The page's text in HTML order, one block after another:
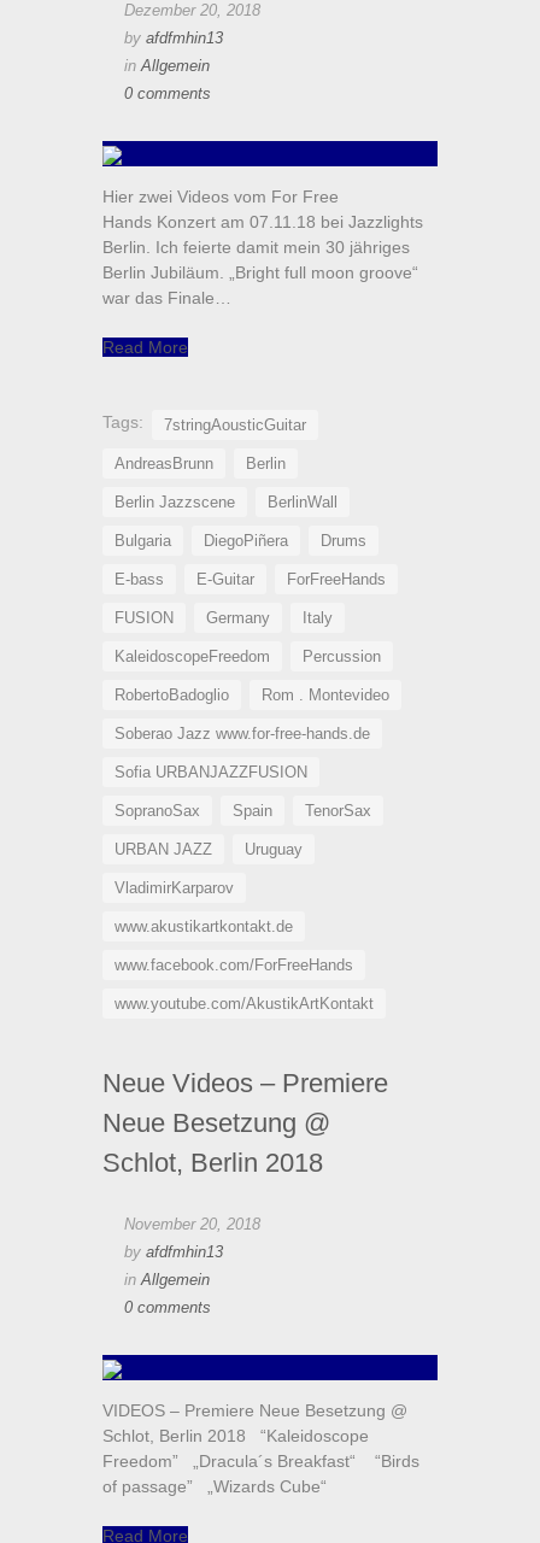
Dezember 20, 2018
by afdfmhin13
inAllgemein
0 comments
Hier zwei Videos vom For Free
Hands Konzert am 07.11.18 bei Jazzlights
Berlin. Ich feierte damit mein 30 jähriges
Berlin Jubiläum. „Bright full moon groove“
war das Finale…
Read More
Tags: 7stringAousticGuitar
AndreasBrunn Berlin
Berlin Jazzscene BerlinWall
Bulgaria DiegoPiñera Drums
E-bass E-Guitar ForFreeHands
FUSION Germany Italy
KaleidoscopeFreedom Percussion
RobertoBadoglio Rom . Montevideo
Soberao Jazz www.for-free-hands.de
Sofia URBANJAZZFUSION
SopranoSax Spain TenorSax
URBAN JAZZ Uruguay
VladimirKarparov
www.akustikartkontakt.de
www.facebook.com/ForFreeHands
www.youtube.com/AkustikArtKontakt
Neue Videos – Premiere
Neue Besetzung @
Schlot, Berlin 2018
November 20, 2018
by afdfmhin13
inAllgemein
0 comments
VIDEOS – Premiere Neue Besetzung @
Schlot, Berlin 2018 “Kaleidoscope
Freedom” „Dracula´s Breakfast“ “Birds
of passage” „Wizards Cube“
Read More